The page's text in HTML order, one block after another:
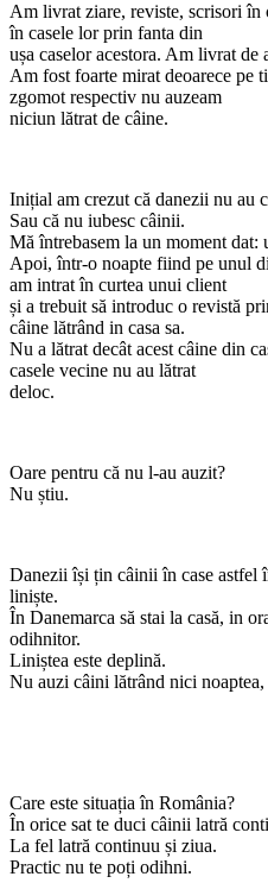
Am livrat ziare, reviste, scrisori în
în casele lor prin fanta din
ușa caselor acestora. Am livrat de
Am fost foarte mirat deoarece pe
zgomot respectiv nu auzeam
niciun lătrat de câine.
Inițial am crezut că danezii nu au
Sau că nu iubesc câinii.
Mă întrebasem la un moment dat:
Apoi, într-o noapte fiind pe unul
am intrat în curtea unui client
și a trebuit să introduc o revistă
câine lătrând in casa sa.
Nu a lătrat decât acest câine din
casele vecine nu au lătrat
deloc.
Oare pentru că nu l-au auzit?
Nu știu.
Danezii își țin câinii în case astfel
liniște.
În Danemarca să stai la casă, in
odihnitor.
Liniștea este deplină.
Nu auzi câini lătrând nici
Care este situația în România?
În orice sat te duci câinii latră
La fel latră continuu și ziua.
Practic nu te poți odihni.